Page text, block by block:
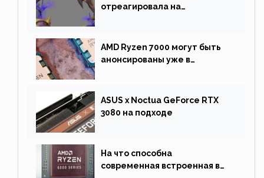
отреагировала на
AMD Ryzen 7000 могут быть
анонсированы уже в
ASUS x Noctua GeForce RTX
3080 на подходе
На что способна
современная встроенная в